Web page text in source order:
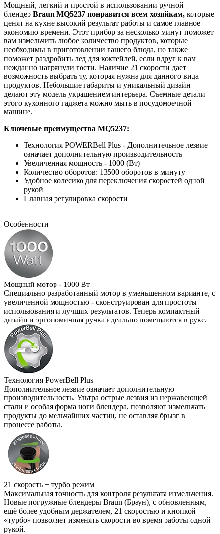
Мощный, легкий и простой в использовании ручной
блендер Braun MQ5237 понравится всем хозяйкам, которые
ценят на кухне высокий результат работы и самое главное
экономию времени. Этот прибор за несколько минут поможет
вам измельчить любое количество продуктов, которые
необходимы в приготовлении вашего блюда, но также
поможет раздробить лед для коктейлей, если вдруг к вам
нежданно нагрянули гости. Наличие 21 скорости дает
возможность выбрать ту, которая нужна для данного вида
продуктов. Небольшие габариты и уникальный дизайн
делают эту модель украшением интерьера. Съемные детали
этого кухонного гаджета можно мыть в посудомоечной
машине.
Ключевые преимущества MQ5237:
Технология POWERBell Plus - Дополнительное лезвие
означает дополнительную производительность
Увеличенная мощность - 1000 (Вт)
Количество оборотов: 13500 оборотов в минуту
Удобное колесико для переключения скоростей одной
рукой
Плавная регулировка скорости
Особенности
Мощный мотор - 1000 Вт
Специально разработанный мотор в уменьшенном варианте, с
увеличенной мощностью - сконструирован для простоты
использования и лучших результатов. Теперь компактный
дизайн и эргономичная ручка идеально помещаются в руке.
Технология PowerBell Plus
Дополнительное лезвие означает дополнительную
производительность. Ультра острые лезвия из нержавеющей
стали и особая форма ноги блендера, позволяют измельчать
продукты до мельчайших частиц, не оставляя брызг в
процессе работы.
21 скорость + турбо режим
Максимальная точность для контроля результата измельчения.
Новые погружные блендеры Braun (Браун), с обновленным,
ещё более удобным держателем, 21 скоростью и кнопкой
«турбо» позволяет изменять скорости во время работы одной
рукой.